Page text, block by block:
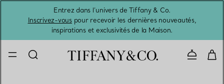
Entrez dans l’univers de Tiffany & Co.
Inscrivez-vouspour recevoir les dernières nouveautés,
inspirations et exclusivités de la Maison.